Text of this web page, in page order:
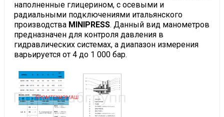
наполненные глицерином, с осевыми и
радиальными подключениями итальянского
производства MINIPRESS. Данный вид манометров
предназначен для контроля давления в
гидравлических системах, а диапазон измерения
варьируется от 4 до 1 000 бар.